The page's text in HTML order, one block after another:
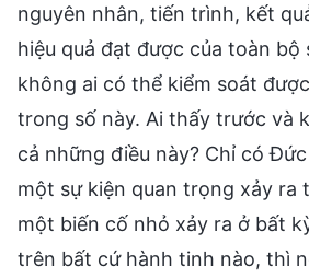
nguyên nhân, tiến trình, kết
hiệu quả đạt được của toàn bộ
không ai có thể kiểm soát
trong số này. Ai thấy trước và
cả những điều này? Chỉ có
một sự kiện quan trọng xảy ra
một biến cố nhỏ xảy ra ở bất
trên bất cứ hành tinh nào, thì